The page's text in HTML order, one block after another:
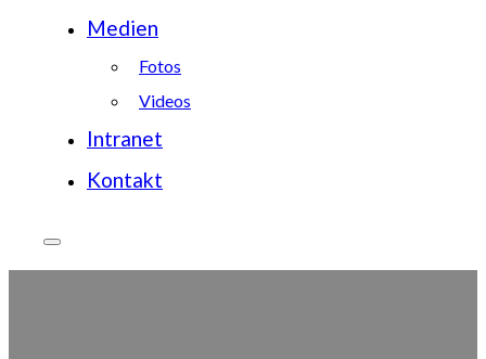
Medien
Fotos
Videos
Intranet
Kontakt